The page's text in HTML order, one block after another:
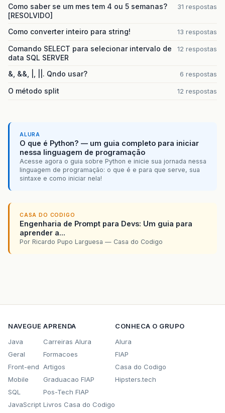
Como saber se um mes tem 4 ou 5 semanas?
[RESOLVIDO]
31 respostas
Como converter inteiro para string! 13 respostas
Comando SELECT para selecionar intervalo de
data SQL SERVER
12 respostas
&, &&, |, ||. Qndo usar? 6 respostas
O método split 12 respostas
ALURA
O que é Python? — um guia completo para iniciar
nessa linguagem de programação
Acesse agora o guia sobre Python e inicie sua jornada nessa
linguagem de programação: o que é e para que serve, sua
sintaxe e como iniciar nela!
CASA DO CODIGO
Engenharia de Prompt para Devs: Um guia para
aprender a...
Por Ricardo Pupo Larguesa — Casa do Codigo
NAVEGUE
Java
Geral
Front-end
Mobile
SQL
JavaScript
APRENDA
Carreiras Alura
Formacoes
Artigos
Graduacao FIAP
Pos-Tech FIAP
Livros Casa do Codigo
CONHECA O GRUPO
Alura
FIAP
Casa do Codigo
Hipsters.tech